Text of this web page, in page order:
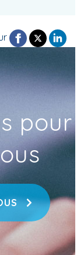
pour